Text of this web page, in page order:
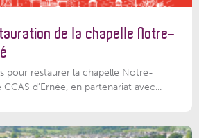
de la chapelle Notre-
pour restaurer la chapelle Notre-
d’Ernée, en partenariat avec...